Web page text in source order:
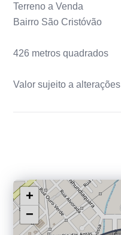
Terreno a Venda
Bairro São Cristóvão
426 metros quadrados
Valor sujeito a alterações
+
−